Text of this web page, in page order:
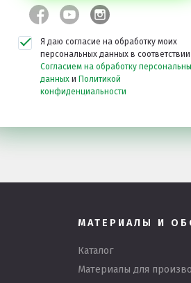
Я даю согласие на обработку моих
персональных данных в
Согласием на обработку
данных и Политикой
конфиденциальности
МАТЕРИАЛЫ И
Каталог
Материалы для